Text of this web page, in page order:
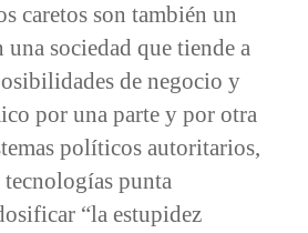
caretos son también un
sociedad que tiende a
de negocio y
por una parte y por otra
políticos autoritarios,
tecnologías punta
“la estupidez